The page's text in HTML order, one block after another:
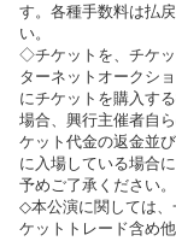
す。各種手数料は払
い。
◇チケットを、チケ
ターネットオークシ
にチケットを購入す
場合、興行主催者自
ケット代金の返金並
に入場している場合
予めご了承ください。
◇本公演に関しては
ケットトレード含め